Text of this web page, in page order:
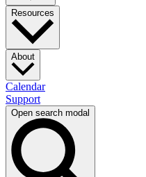
Resources​​​​‌ ‍ ​‍​‍‌‍ ‌ ​‍‌‍‍‌‌‍‌ ‌‍‍‌‌‍ ‍​‍​‍​ ‍‍​‍​‍‌ ​ ‌‍​‌‌‍ ‍‌‍‍‌‌ ‌​‌ ‍‌​‍ ‍‌‍‍‌‌‍ ​‍​‍​‍ ​​‍​‍‌‍‍​‌ ​‍‌‍‌‌‌‍‌‍​‍​‍​ ‍‍​‍​‍‌‍‍​‌ ‌​‌ ‌​‌ ​​​ ‍‍​‍ ​‍ ‌‍ ​‌‍ ‌‍​ ‌‍​‌‌‍ ​‌‍‍​‌‍ ‌ ​ ‌ ‌​​ ‍‍​ ​ ​ ​ ​ ​ ​ ​ ​‍ ‌‍‍‌‌‍ ‍‌ ‌​‌‍‌‌‌‍ ‍‌ ‌​​‍ ‌‍‌‌‌‍‌​‌‍‍‌‌ ‌​​‍ ‌‍ ‌‌‍ ‌‍‌​‌‍‌‌​ ‌‌ ​​‌ ​‍‌‍‌‌‌ ​ ‌‍‌‌‌‍ ‍‌ ‌​‌‍​‌‌ ‌​‌‍‍‌‌‍ ‌‍ ‍​ ‍ ‌‍‍‌‌‍‌​​ ‌‌ ​ ‌‍‍‌‌ ‌​‌‍‌‌‌​‍​‌‍‌‌‌‍​‌‌‍‌​‌‍‌‌‌ ​‍​ ‍ ‌ ‌​‌ ‍‌‌ ​​‌‍‌‌​ ‌‌‍‍​‌‍‌‌‌‍​‌‌‍‌​‌‍‌‌‌ ​‍​ ‍ ‌ ​​‌‍​‌‌ ‌​‌‍‍​​ ‌‌‍ ​‌‍‌‌‌‍‌‍‌ ‌​‌​ ‌‌‍‌‌‌‍ ‍‌ ‌‌‌ ​ ​‍‌‌​ ‌‌‌​​‍‌‌ ‌‍‍ ‌‍‌‌‌ ‍‌​‍‌‌​ ​ ‌​‌​​‍‌‌​ ​ ‌​‌​​‍‌‌​ ​‍​ ​‍‌‍‌‍‌‍‌‍​ ‌​​ ‌‌‌‍‌‌​ ​ ‌‍‌‌‌‍​‌‌‍​ ​ ‍‌‌‍​ ​ ‍‌​‍‌‌​ ​‍​ ​‍​‍‌‌​ ‌‌‌​‌​​‍ ‍‌ ‌​‌‍‌‌‌ ‍​‌ ‌​​ ‌‍​‍‌‍​‌‌ ​ ‌‍‌‌‌‌‌‌‌ ​‍‌‍ ​​ ‌‌‍‍​‌ ‌​‌ ‌​‌ ​​​‍‌‌​ ​ ‌​​‌​‍‌‌​ ​‍‌​‌‍​‍‌‌​ ​‍‌​‌‍‌‍ ​‌‍ ‌‍​ ‌‍​‌‌‍ ​‌‍‍​‌‍ ‌ ​ ‌ ‌​​‍‌‌​ ​ ‌​​‌​ ​ ​ ​ ​ ​ ​ ​ ​‍‌‍‌‍‍‌‌‍‌​​ ‌‌ ​ ‌‍‍‌‌ ‌​‌‍‌‌‌​‍​‌‍‌‌‌‍​‌‌‍‌​‌‍‌‌‌ ​‍​‍‌‍‌ ‌​‌ ‍‌‌ ​​‌‍‌‌​ ‌‌‍‍​‌‍‌‌‌‍​‌‌‍‌​‌‍‌‌‌ ​‍​‍‌‍‌ ​​‌‍​‌‌ ‌​‌‍‍​​ ‌‌‍ ​‌‍‌‌‌‍‌‍‌ ‌​‌​ ‌‌‍‌‌‌‍ ‍‌ ‌‌‌ ​ ​‍‌‌​ ‌‌‌​​‍‌‌ ‌‍‍ ‌‍‌‌‌ ‍‌​‍‌‌​ ​ ‌​‌​​‍‌‌​ ​ ‌​‌​​‍‌‌​ ​‍​ ​‍‌‍‌‍‌‍‌‍​ ‌​​ ‌‌‌‍‌‌​ ​ ‌‍‌‌‌‍​‌‌‍​ ​ ‍‌‌‍​ ​ ‍‌​‍‌‌​ ​‍​ ​‍​‍‌‌​ ‌‌‌​‌​​‍ ‍‌ ‌​‌‍‌‌‌ ‍​‌ ‌​​‍‌‍‌ ​​‌‍‌‌‌ ​‍‌ ​ ‌ ​​‌‍‌‌‌‍​ ‌ ‌​‌‍‍‌‌ ‌‍‌‍‌‌​ ‌‌ ​​‌ ‌‌‌‍​‍‌‍ ​‌‍‍‌‌ ​ ‌‍‍​‌‍‌‌‌‍‌​​‍​‍‌ ‌
About​​​​‌ ‍ ​‍​‍‌‍ ‌ ​‍‌‍‍‌‌‍‌ ‌‍‍‌‌‍ ‍​‍​‍​ ‍‍​‍​‍‌ ​ ‌‍​‌‌‍ ‍‌‍‍‌‌ ‌​‌ ‍‌​‍ ‍‌‍‍‌‌‍ ​‍​‍​‍ ​​‍​‍‌‍‍​‌ ​‍‌‍‌‌‌‍‌‍​‍​‍​ ‍‍​‍​‍‌‍‍​‌ ‌​‌ ‌​‌ ​​​ ‍‍​‍ ​‍ ‌‍ ​‌‍ ‌‍​ ‌‍​‌‌‍ ​‌‍‍​‌‍ ‌ ​ ‌ ‌​​ ‍‍​ ​ ​ ​ ​ ​ ​ ​ ​‍ ‌‍‍‌‌‍ ‍‌ ‌​‌‍‌‌‌‍ ‍‌ ‌​​‍ ‌‍‌‌‌‍‌​‌‍‍‌‌ ‌​​‍ ‌‍ ‌‌‍ ‌‍‌​‌‍‌‌​ ‌‌ ​​‌ ​‍‌‍‌‌‌ ​ ‌‍‌‌‌‍ ‍‌ ‌​‌‍​‌‌ ‌​‌‍‍‌‌‍ ‌‍ ‍​ ‍ ‌‍‍‌‌‍‌​​ ‌‌ ​ ‌‍‍‌‌ ‌​‌‍‌‌‌​‍​‌‍‌‌‌‍​‌‌‍‌​‌‍‌‌‌ ​‍​ ‍ ‌ ‌​‌ ‍‌‌ ​​‌‍‌‌​ ‌‌‍‍​‌‍‌‌‌‍​‌‌‍‌​‌‍‌‌‌ ​‍​ ‍ ‌ ​​‌‍​‌‌ ‌​‌‍‍​​ ‌‌ ​‍‌‍‍‌‌‍‌ ‌‍‍​‌ ‌​‌​ ‌‌‍‌‌‌‍ ‍‌ ‌‌‌ ​ ​‍‌‌​ ‌‌‌​​‍‌‌ ‌‍‍ ‌‍‌‌‌ ‍‌​‍‌‌​ ​ ‌​‌​​‍‌‌​ ​ ‌​‌​​‍‌‌​ ​‍​ ​‍​ ​‌​ ‌​​ ​ ‌‍​ ​ ‌‍‌‍​ ​ ‌ ​ ‌ ‌‍​‌‌‍‌‍​ ‌‍‌‍‌​​‍‌‌​ ​‍​ ​‍​‍‌‌​ ‌‌‌​‌​​‍ ‍‌ ‌​‌‍‌‌‌ ‍​‌ ‌​​ ‌‍​‍‌‍​‌‌ ​ ‌‍‌‌‌‌‌‌‌ ​‍‌‍ ​​ ‌‌‍‍​‌ ‌​‌ ‌​‌ ​​​‍‌‌​ ​ ‌​​‌​‍‌‌​ ​‍‌​‌‍​‍‌‌​ ​‍‌​‌‍‌‍ ​‌‍ ‌‍​ ‌‍​‌‌‍ ​‌‍‍​‌‍ ‌ ​ ‌ ‌​​‍‌‌​ ​ ‌​​‌​ ​ ​ ​ ​ ​ ​ ​ ​‍‌‍‌‍‍‌‌‍‌​​ ‌‌ ​ ‌‍‍‌‌ ‌​‌‍‌‌‌​‍​‌‍‌‌‌‍​‌‌‍‌​‌‍‌‌‌ ​‍​‍‌‍‌ ‌​‌ ‍‌‌ ​​‌‍‌‌​ ‌‌‍‍​‌‍‌‌‌‍​‌‌‍‌​‌‍‌‌‌ ​‍​‍‌‍‌ ​​‌‍​‌‌ ‌​‌‍‍​​ ‌‌ ​‍‌‍‍‌‌‍‌ ‌‍‍​‌ ‌​‌​ ‌‌‍‌‌‌‍ ‍‌ ‌‌‌ ​ ​‍‌‌​ ‌‌‌​​‍‌‌ ‌‍‍ ‌‍‌‌‌ ‍‌​‍‌‌​ ​ ‌​‌​​‍‌‌​ ​ ‌​‌​​‍‌‌​ ​‍​ ​‍​ ​‌​ ‌​​ ​ ‌‍​ ​ ‌‍‌‍​ ​ ‌ ​ ‌ ‌‍​‌‌‍‌‍​ ‌‍‌‍‌​​‍‌‌​ ​‍​ ​‍​‍‌‌​ ‌‌‌​‌​​‍ ‍‌ ‌​‌‍‌‌‌ ‍​‌ ‌​​‍‌‍‌ ​​‌‍‌‌‌ ​‍‌ ​ ‌ ​​‌‍‌‌‌‍​ ‌ ‌​‌‍‍‌‌ ‌‍‌‍‌‌​ ‌‌ ​​‌ ‌‌‌‍​‍‌‍ ​‌‍‍‌‌ ​ ‌‍‍​‌‍‌‌‌‍‌​​‍​‍‌ ‌
Calendar​​​​‌ ‍ ​‍​‍‌‍ ‌ ​‍‌‍‍‌‌‍‌ ‌‍‍‌‌‍ ‍​‍​‍​ ‍‍​‍​‍‌ ​ ‌‍​‌‌‍ ‍‌‍‍‌‌ ‌​‌ ‍‌​‍ ‍‌‍‍‌‌‍ ​‍​‍​‍ ​​‍​‍‌‍‍​‌ ​‍‌‍‌‌‌‍‌‍​‍​‍​ ‍‍​‍​‍‌‍‍​‌ ‌​‌ ‌​‌ ​​​ ‍‍​‍ ​‍ ‌‍ ​‌‍ ‌‍​ ‌‍​‌‌‍ ​‌‍‍​‌‍ ‌ ​ ‌ ‌​​ ‍‍​ ​ ​ ​ ​ ​ ​ ​ ​‍ ‌‍‍‌‌‍ ‍‌ ‌​‌‍‌‌‌‍ ‍‌ ‌​​‍ ‌‍‌‌‌‍‌​‌‍‍‌‌ ‌​​‍ ‌‍ ‌‌‍ ‌‍‌​‌‍‌‌​ ‌‌ ​​‌ ​‍‌‍‌‌‌ ​ ‌‍‌‌‌‍ ‍‌ ‌​‌‍​‌‌ ‌​‌‍‍‌‌‍ ‌‍ ‍​ ‍ ‌‍‍‌‌‍‌​​ ‌‌ ​ ‌‍‍‌‌ ‌​‌‍‌‌‌​‍​‌‍‌‌‌‍​‌‌‍‌​‌‍‌‌‌ ​‍​ ‍ ‌ ‌​‌ ‍‌‌ ​​‌‍‌‌​ ‌‌‍‍​‌‍‌‌‌‍​‌‌‍‌​‌‍‌‌‌ ​‍​ ‍ ‌ ​​‌‍​‌‌ ‌​‌‍‍​​ ‌‌ ​‍‌‍‍‌‌‍‌ ‌‍‍​‌ ‌​‌​ ‌‌‍‌‌‌‍ ‍‌ ‌‌‌ ​ ​‍‌‌​ ‌‌‌​​‍‌‌ ‌‍‍ ‌‍‌‌‌ ‍‌​‍‌‌​ ​ ‌​‌​​‍‌‌​ ​ ‌​‌​​‍‌‌​ ​‍​ ​‍​ ‍​​ ​‌​ ​‍​ ‌ ​ ​​​ ​‍​ ​‍‌‍‌‍​ ‌​​ ‍​​ ​‍​ ​​​‍‌‌​ ​‍​ ​‍​‍‌‌​ ‌‌‌​‌​​‍ ‍‌ ‌​‌‍‌‌‌ ‍​‌ ‌​​ ‌‍​‍‌‍​‌‌ ​ ‌‍‌‌‌‌‌‌‌ ​‍‌‍ ​​ ‌‌‍‍​‌ ‌​‌ ‌​‌ ​​​‍‌‌​ ​ ‌​​‌​‍‌‌​ ​‍‌​‌‍​‍‌‌​ ​‍‌​‌‍‌‍ ​‌‍ ‌‍​ ‌‍​‌‌‍ ​‌‍‍​‌‍ ‌ ​ ‌ ‌​​‍‌‌​ ​ ‌​​‌​ ​ ​ ​ ​ ​ ​ ​ ​‍‌‍‌‍‍‌‌‍‌​​ ‌‌ ​ ‌‍‍‌‌ ‌​‌‍‌‌‌​‍​‌‍‌‌‌‍​‌‌‍‌​‌‍‌‌‌ ​‍​‍‌‍‌ ‌​‌ ‍‌‌ ​​‌‍‌‌​ ‌‌‍‍​‌‍‌‌‌‍​‌‌‍‌​‌‍‌‌‌ ​‍​‍‌‍‌ ​​‌‍​‌‌ ‌​‌‍‍​​ ‌‌ ​‍‌‍‍‌‌‍‌ ‌‍‍​‌ ‌​‌​ ‌‌‍‌‌‌‍ ‍‌ ‌‌‌ ​ ​‍‌‌​ ‌‌‌​​‍‌‌ ‌‍‍ ‌‍‌‌‌ ‍‌​‍‌‌​ ​ ‌​‌​​‍‌‌​ ​ ‌​‌​​‍‌‌​ ​‍​ ​‍​ ‍​​ ​‌​ ​‍​ ‌ ​ ​​​ ​‍​ ​‍‌‍‌‍​ ‌​​ ‍​​ ​‍​ ​​​‍‌‌​ ​‍​ ​‍​‍‌‌​ ‌‌‌​‌​​‍ ‍‌ ‌​‌‍‌‌‌ ‍​‌ ‌​​‍‌‍‌ ​​‌‍‌‌‌ ​‍‌ ​ ‌ ​​‌‍‌‌‌‍​ ‌ ‌​‌‍‍‌‌ ‌‍‌‍‌‌​ ‌‌ ​​‌ ‌‌‌‍​‍‌‍ ​‌‍‍‌‌ ​ ‌‍‍​‌‍‌‌‌‍‌​​‍​‍‌ ‌
Support​​​​‌ ‍ ​‍​‍‌‍ ‌ ​‍‌‍‍‌‌‍‌ ‌‍‍‌‌‍ ‍​‍​‍​ ‍‍​‍​‍‌ ​ ‌‍​‌‌‍ ‍‌‍‍‌‌ ‌​‌ ‍‌​‍ ‍‌‍‍‌‌‍ ​‍​‍​‍ ​​‍​‍‌‍‍​‌ ​‍‌‍‌‌‌‍‌‍​‍​‍​ ‍‍​‍​‍‌‍‍​‌ ‌​‌ ‌​‌ ​​​ ‍‍​‍ ​‍ ‌‍ ​‌‍ ‌‍​ ‌‍​‌‌‍ ​‌‍‍​‌‍ ‌ ​ ‌ ‌​​ ‍‍​ ​ ​ ​ ​ ​ ​ ​ ​‍ ‌‍‍‌‌‍ ‍‌ ‌​‌‍‌‌‌‍ ‍‌ ‌​​‍ ‌‍‌‌‌‍‌​‌‍‍‌‌ ‌​​‍ ‌‍ ‌‌‍ ‌‍‌​‌‍‌‌​ ‌‌ ​​‌ ​‍‌‍‌‌‌ ​ ‌‍‌‌‌‍ ‍‌ ‌​‌‍​‌‌ ‌​‌‍‍‌‌‍ ‌‍ ‍​ ‍ ‌‍‍‌‌‍‌​​ ‌‌ ​ ‌‍‍‌‌ ‌​‌‍‌‌‌​‍​‌‍‌‌‌‍​‌‌‍‌​‌‍‌‌‌ ​‍​ ‍ ‌ ‌​‌ ‍‌‌ ​​‌‍‌‌​ ‌‌‍‍​‌‍‌‌‌‍​‌‌‍‌​‌‍‌‌‌ ​‍​ ‍ ‌ ​​‌‍​‌‌ ‌​‌‍‍​​ ‌‌ ​‍‌‍‍‌‌‍‌ ‌‍‍​‌ ‌​‌​ ‌‌‍‌‌‌‍ ‍‌ ‌‌‌ ​ ​‍‌‌​ ‌‌‌​​‍‌‌ ‌‍‍ ‌‍‌‌‌ ‍‌​‍‌‌​ ​ ‌​‌​​‍‌‌​ ​ ‌​‌​​‍‌‌​ ​‍​ ​‍​ ‍​​ ​‍​ ‌ ‌‍‌‌​ ​‌‌‍​‍‌‍‌​​ ‍‌​ ‌​‌‍​ ​ ‌ ​ ‌ ​‍‌‌​ ​‍​ ​‍​‍‌‌​ ‌‌‌​‌​​‍ ‍‌ ‌​‌‍‌‌‌ ‍​‌ ‌​​ ‌‍​‍‌‍​‌‌ ​ ‌‍‌‌‌‌‌‌‌ ​‍‌‍ ​​ ‌‌‍‍​‌ ‌​‌ ‌​‌ ​​​‍‌‌​ ​ ‌​​‌​‍‌‌​ ​‍‌​‌‍​‍‌‌​ ​‍‌​‌‍‌‍ ​‌‍ ‌‍​ ‌‍​‌‌‍ ​‌‍‍​‌‍ ‌ ​ ‌ ‌​​‍‌‌​ ​ ‌​​‌​ ​ ​ ​ ​ ​ ​ ​ ​‍‌‍‌‍‍‌‌‍‌​​ ‌‌ ​ ‌‍‍‌‌ ‌​‌‍‌‌‌​‍​‌‍‌‌‌‍​‌‌‍‌​‌‍‌‌‌ ​‍​‍‌‍‌ ‌​‌ ‍‌‌ ​​‌‍‌‌​ ‌‌‍‍​‌‍‌‌‌‍​‌‌‍‌​‌‍‌‌‌ ​‍​‍‌‍‌ ​​‌‍​‌‌ ‌​‌‍‍​​ ‌‌ ​‍‌‍‍‌‌‍‌ ‌‍‍​‌ ‌​‌​ ‌‌‍‌‌‌‍ ‍‌ ‌‌‌ ​ ​‍‌‌​ ‌‌‌​​‍‌‌ ‌‍‍ ‌‍‌‌‌ ‍‌​‍‌‌​ ​ ‌​‌​​‍‌‌​ ​ ‌​‌​​‍‌‌​ ​‍​ ​‍​ ‍​​ ​‍​ ‌ ‌‍‌‌​ ​‌‌‍​‍‌‍‌​​ ‍‌​ ‌​‌‍​ ​ ‌ ​ ‌ ​‍‌‌​ ​‍​ ​‍​‍‌‌​ ‌‌‌​‌​​‍ ‍‌ ‌​‌‍‌‌‌ ‍​‌ ‌​​‍‌‍‌ ​​‌‍‌‌‌ ​‍‌ ​ ‌ ​​‌‍‌‌‌‍​ ‌ ‌​‌‍‍‌‌ ‌‍‌‍‌‌​ ‌‌ ​​‌ ‌‌‌‍​‍‌‍ ​‌‍‍‌‌ ​ ‌‍‍​‌‍‌‌‌‍‌​​‍​‍‌ ‌
Open search modal